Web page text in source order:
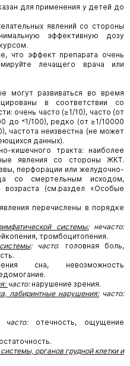
для применения у детей до
явлений со стороны
эффективную дозу
что эффект препарата очень
лечащего врача или
могут развиваться во время
в соответствии со
очень часто (≥1/10), часто (от
до ˂1/100), редко (от ≥1/10000
частота неизвестна (не может
данных).
кишечного тракта: наиболее
явления со стороны ЖКТ.
перфорации или желудочно-
со смертельным исходом,
(см.раздел «Особые
перечислены в порядке
системы:
нечасто:
тромбоцитопения.
: часто: головная боль,
сна, невозможность
часто:нарушение зрения.
лабиринтные нарушения: часто:
часто:отечность, ощущение
органов грудной клетки и